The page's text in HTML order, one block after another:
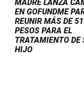
MADRE LANZA
EN GOFUNDME
REUNIR MÁS DE
PESOS PARA EL
TRATAMIENTO DE
HIJO